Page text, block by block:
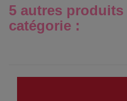
5 autres produits
catégorie :